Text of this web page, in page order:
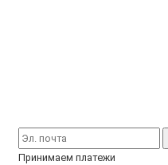
Принимаем платежи